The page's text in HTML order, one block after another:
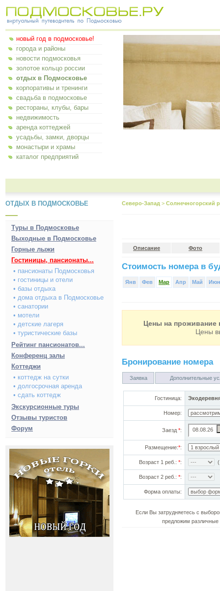
новый год в подмосковье!
города и районы
новости подмосковья
золотое кольцо россии
отдых в Подмосковье
корпоративы и тренинги
свадьба в подмосковье
рестораны, клубы, бары
недвижимость
аренда коттеджей
усадьбы, замки, дворцы
монастыри и храмы
каталог предприятий
ОТДЫХ В ПОДМОСКОВЬЕ
Туры в Подмосковье
Выходные в Подмосковье
Горные лыжи
Гостиницы, пансионаты...
• пансионаты Подмосковья
• гостиницы и отели
• базы отдыха
• дома отдыха в Подмосковье
• санатории
• мотели
• детские лагеря
• туристические базы
Рейтинг пансионатов...
Конференц залы
Коттеджи
• коттедж на сутки
• долгосрочная аренда
• сдать коттедж
Экскурсионные туры
Отзывы туристов
Форум
Северо-Запад > Солнечногорский
Описание Фото
Стоимость номера в
Янв Фев Мар Апр Май Июн
Цены на проживание
Цены
Бронирование номера
Заявка Дополнительные
Гостиница:
Номер:
Заезд *:
Размещение:*:
Возраст 1 реб.: *:
Возраст 2 реб.: *:
Форма оплаты:
Если Вы затрудняетесь с
предложим различные